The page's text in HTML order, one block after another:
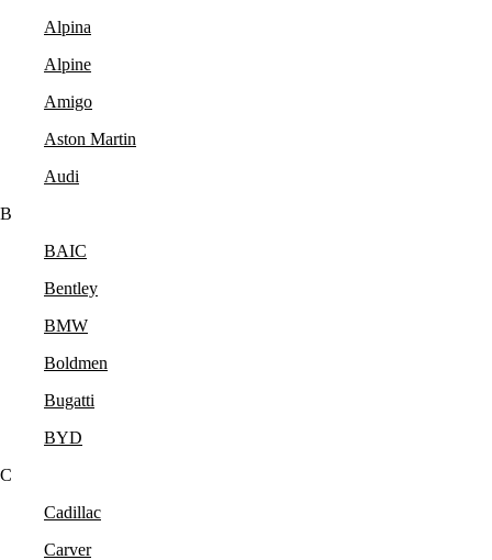
Alpina
Alpine
Amigo
Aston Martin
Audi
B
BAIC
Bentley
BMW
Boldmen
Bugatti
BYD
C
Cadillac
Carver